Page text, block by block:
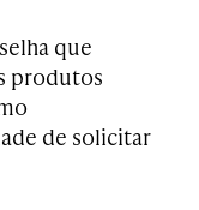
que
produtos
de solicitar